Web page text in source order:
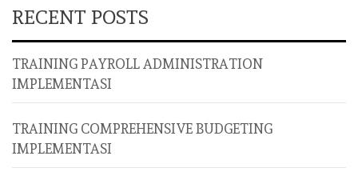
RECENT POSTS
TRAINING PAYROLL ADMINISTRATION
IMPLEMENTASI
TRAINING COMPREHENSIVE BUDGETING
IMPLEMENTASI